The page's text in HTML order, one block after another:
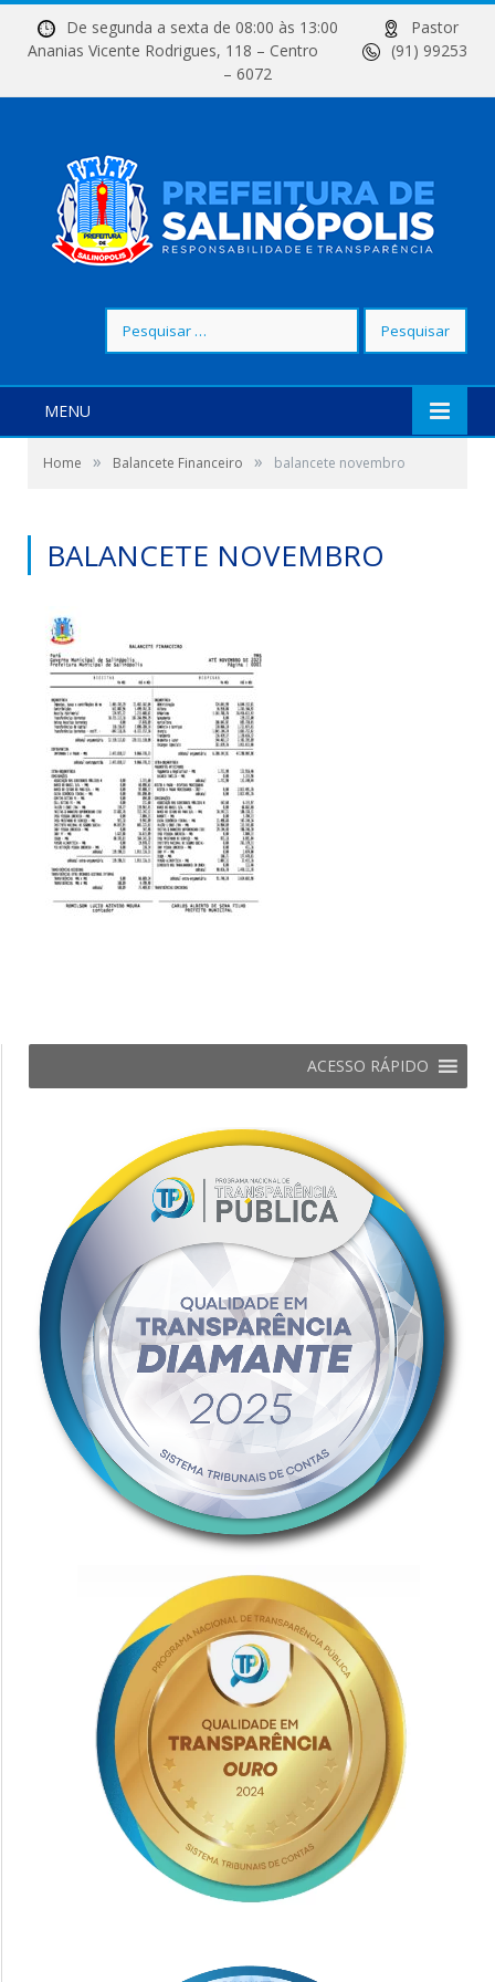
De segunda a sexta de 08:00 às 13:00
Pastor
Ananias Vicente Rodrigues, 118 – Centro
(91) 99253
– 6072
por:
MENU
Home » Balancete Financeiro » balancete novembro
BALANCETE NOVEMBRO
ACESSO RÁPIDO